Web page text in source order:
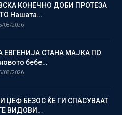
КОНЕЧНО ДОБИ ПРОТЕЗА
Нашата…
08/2026
ЕВГЕНИЈА СТАНА МАЈКА ПО
бебе…
08/2026
ЏЕФ БЕЗОС ЌЕ ГИ СПАСУВААТ
ВИДОВИ…